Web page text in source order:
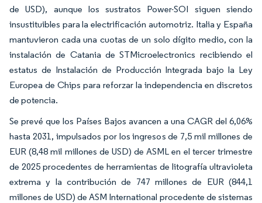
de USD), aunque los sustratos Power-SOI siguen siendo
insustituibles para la electrificación automotriz. Italia y España
mantuvieron cada una cuotas de un solo dígito medio, con la
instalación de Catania de STMicroelectronics recibiendo el
estatus de Instalación de Producción Integrada bajo la Ley
Europea de Chips para reforzar la independencia en discretos
de potencia.
Se prevé que los Países Bajos avancen a una CAGR del 6,06%
hasta 2031, impulsados por los ingresos de 7,5 mil millones de
EUR (8,48 mil millones de USD) de ASML en el tercer trimestre
de 2025 procedentes de herramientas de litografía ultravioleta
extrema y la contribución de 747 millones de EUR (844,1
millones de USD) de ASM International procedente de sistemas